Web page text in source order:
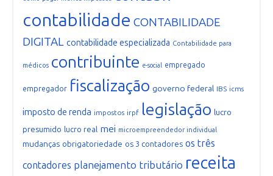
contabilidade CONTABILIDADE
DIGITAL contabilidade especializada Contabilidade para
médicos contribuinte e-social empregado
empregador fiscalização governo federal IBS icms
imposto de renda impostos irpf legislação lucro
presumido lucro real mei microempreendedor individual
mudanças obrigatoriedade os 3 contadores os três
contadores planejamento tributário receita